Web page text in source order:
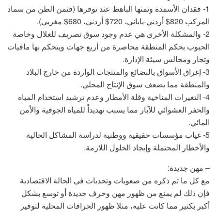
1- فقدان الأسمدة وثمنها الباهظ عند توفرها (فثمن الطن من سماد
المركب 820$ أردني-ياباني، 720$ أردني، 680$ مغربي).
2- والمشكلة الأخرى هي عدم وجود سوق تصريف للغلال وخاصة
الحبوب بحكم المنطقة محاصرة من أربع جهات ويتحكم بها مافيات
وتجار ومجالس سيئة الإدارة.
3- إغراق الأسواق بالبضائع والمنتجات الواردة من خارج البلاد
والمنطقة مما يضعف سوق الإنتاج المحلي.
4- التغيرات المناخية وقلة الأمطار وعدم ترشيد استخدام المياه
والحفر العشوائي للآبار مما يسبب تهديداً للمياه الجوفية والأمن
المائي.
5- غياب مؤسسات حقيقية ووطنية لدراسة المشاكل الحالية
والأخطار المحتملة وإيجاد الحلول اللازمة.
– مهن جديدة:
مع كل ما تم ذكره من صعوبات وتحديات في الحالة الاقتصادية
فإن ذلك لم يمنع من ظهور مهن وحرف جديدة أو توسع بشكل
أكبر بكثير مما كانت عليه، مثلا ظهور الحراقات المحلية لتوفير